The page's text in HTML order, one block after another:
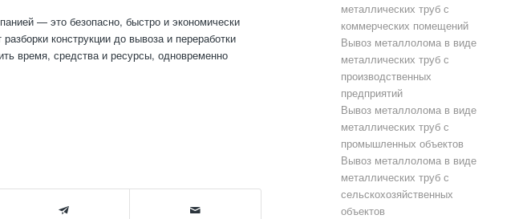
— это безопасно, быстро и экономически
конструкции до вывоза и переработки
время, средства и ресурсы, одновременно
металлических труб с
коммерческих помещений
Вывоз металлолома в виде
металлических труб с
производственных
предприятий
Вывоз металлолома в виде
металлических труб с
промышленных объектов
Вывоз металлолома в виде
металлических труб с
сельскохозяйственных
объектов